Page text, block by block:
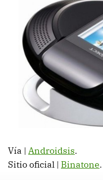
Vía | Androidsis.
Sitio oficial | Binatone.